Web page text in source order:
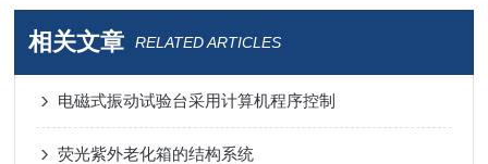
相关文章 RELATED ARTICLES
电磁式振动试验台采用计算机程序控制
荧光紫外老化箱的结构系统